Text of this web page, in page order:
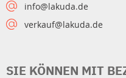
SIE KÖNNEN MIT
info@lakuda.de
verkauf@lakuda.de